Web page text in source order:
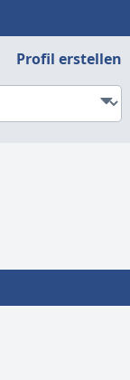
Profil erstellen